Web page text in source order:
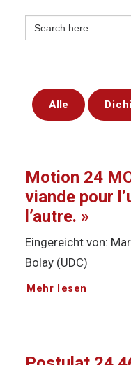
Search
for:
Alle
Motion 24
viande pour
l’autre. »
Eingereicht von:
Bolay (UDC)
Mehr lesen